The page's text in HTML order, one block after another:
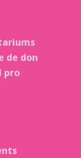
de don
pro